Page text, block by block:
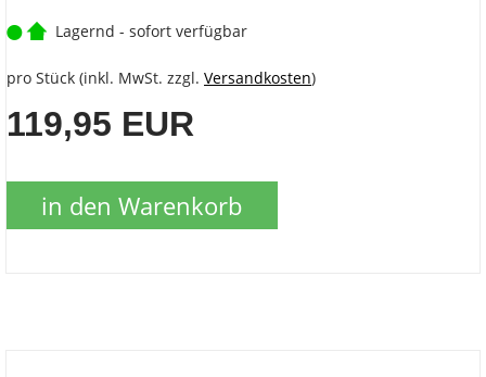
Lagernd - sofort verfügbar
pro Stück (inkl. MwSt. zzgl. Versandkosten)
119,95 EUR
in den Warenkorb